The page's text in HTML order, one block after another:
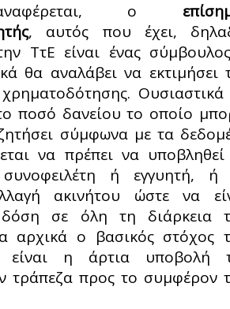
ο
, αυτός που έχει,
ΤτΕ είναι ένας
θα αναλάβει να εκτιμήσει
ποσό δανείου το οποίο
σύμφωνα με τα
να πρέπει να
ή εγγυητή, ή
ακινήτου ώστε να
σε όλη τη διάρκεια
αρχικά ο βασικός στόχος
είναι η άρτια υποβολή
τράπεζα προς το συμφέρον